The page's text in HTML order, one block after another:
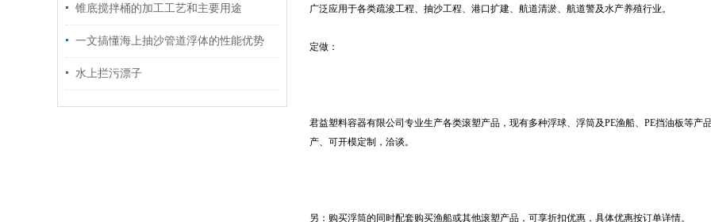
锥底搅拌桶的加工工艺和主要用途
一文搞懂海上抽沙管道浮体的性能优势
水上拦污漂子
广泛应用于各类疏浚工程、抽沙工程、港口扩建、航道清淤、航道警及水产养殖行业。
定做：
君益塑料容器有限公司专业生产各类滚塑产品，现有多种浮球、浮筒及PE渔船、PE挡油板等
产、可开模定制，洽谈。
另：购买浮筒的同时配套购买渔船或其他滚塑产品，可享折扣优惠，具体优惠按订单详情。